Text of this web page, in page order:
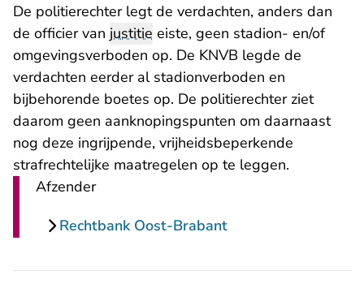
De politierechter legt de verdachten, anders dan
de officier van justitie eiste, geen stadion- en/of
omgevingsverboden op. De KNVB legde de
verdachten eerder al stadionverboden en
bijbehorende boetes op. De politierechter ziet
daarom geen aanknopingspunten om daarnaast
nog deze ingrijpende, vrijheidsbeperkende
strafrechtelijke maatregelen op te leggen.
Afzender
Rechtbank Oost-Brabant